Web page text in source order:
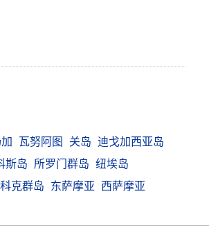
瓦努阿图 关岛 迪戈加西亚岛
斯岛 所罗门群岛 纽埃岛
科克群岛 东萨摩亚
西萨摩亚